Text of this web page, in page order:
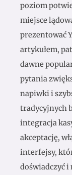
poziom
miejsce
prezentować
artykułem,
dawne
pytania
napiwki i
tradycyjnych
integracja
akceptację,
interfejsy,
doświadczyć